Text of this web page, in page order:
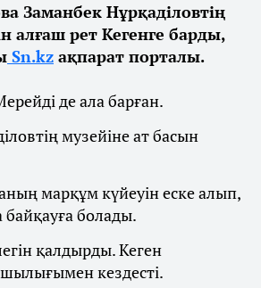
Заманбек Нұрқаділовтің
алғаш рет Кегенге барды,
Sn.kz ақпарат порталы.
де ала барған.
музейіне ат басын
марқұм күйеуін еске алып,
байқауға болады.
қалдырды. Кеген
кездесті.